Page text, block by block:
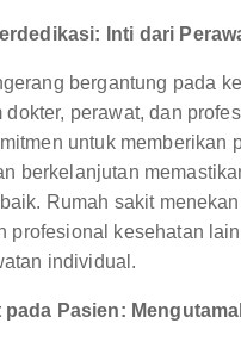
Inti dari
bergantung pada
perawat, dan
untuk
berkelanjutan
Rumah sakit
profesional kesehatan
individual.
Pasien: